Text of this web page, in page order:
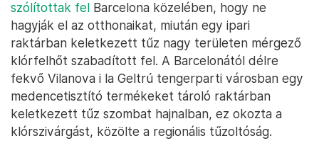
szólítottak fel Barcelona közelében, hogy ne
hagyják el az otthonaikat, miután egy ipari
raktárban keletkezett tűz nagy területen mérgező
klórfelhőt szabadított fel. A Barcelonától délre
fekvő Vilanova i la Geltrú tengerparti városban egy
medencetisztító termékeket tároló raktárban
keletkezett tűz szombat hajnalban, ez okozta a
klórszivárgást, közölte a regionális tűzoltóság.